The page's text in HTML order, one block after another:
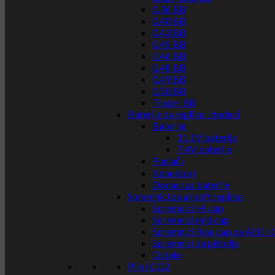
0.36 BB
0.40 BB
0.43 BB
0.45 BB
0.46 BB
0.48 BB
0.49 BB
0.50 BB
Tracer BB
Baterije za replike i dodaci
Baterije
11.1V baterije
7.4V baterije
Punjači
Konektori
Dodaci za baterije
Spremnici za airsoft replike
Spremnici Hi cap
Spremnici mid cap
Spremnici Real cap za AEG i
Spremnici za pištolje
Ostalo
Plin i CO2